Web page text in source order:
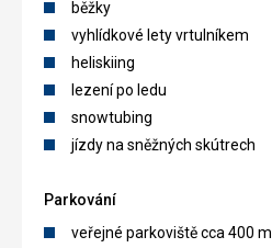
běžky
vyhlídkové lety vrtulníkem
heliskiing
lezení po ledu
snowtubing
jízdy na sněžných skútrech
Parkování
veřejné parkoviště cca 400 m